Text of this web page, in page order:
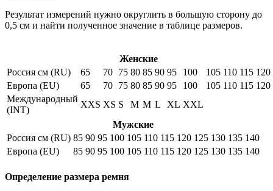
Результат измерений нужно округлить в большую сторону до
0,5 см и найти полученное значение в таблице размеров.
Женские
Россия см (RU)
65 70 75 80 85 90 95 100 105 110 115 120
Европа (EU)
65 70 75 80 85 90 95 100 105 110 115 120
Международный
(INT)
XXS XS S M M L XL XXL
Мужские
Россия см (RU) 85 90 95 100 105 110 115 120 125 130 135 140
Европа (EU)
85 90 95 100 105 110 115 120 125 130 135 140
Определение размера ремня